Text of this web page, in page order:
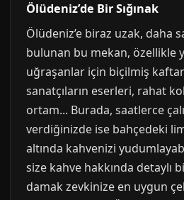
Ölüdeniz’de Bir Sığınak
Ölüdeniz’e biraz uzak, daha
bulunan bu mekan, özellikle
uğraşanlar için biçilmiş
sanatçıların eserleri, rahat
ortam... Burada, saatlerce
verdiğinizde ise bahçedeki
altında kahvenizi
size kahve hakkında detaylı
damak zevkinize en uygun